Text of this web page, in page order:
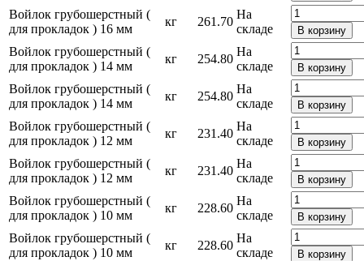
Войлок грубошерстный (
для прокладок ) 16 мм
кг 261.70
На
складе
В корзину
Войлок грубошерстный (
для прокладок ) 14 мм
кг 254.80
На
складе
В корзину
Войлок грубошерстный (
для прокладок ) 14 мм
кг 254.80
На
складе
В корзину
Войлок грубошерстный (
для прокладок ) 12 мм
кг 231.40
На
складе
В корзину
Войлок грубошерстный (
для прокладок ) 12 мм
кг 231.40
На
складе
В корзину
Войлок грубошерстный (
для прокладок ) 10 мм
кг 228.60
На
складе
В корзину
Войлок грубошерстный (
для прокладок ) 10 мм
кг 228.60
На
складе
В корзину